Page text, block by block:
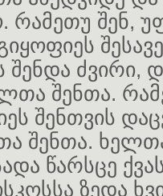
შენ,
შენდა ძვირი,
შენთა.
შენთვის
შენთა.
წარსცე
ზედა